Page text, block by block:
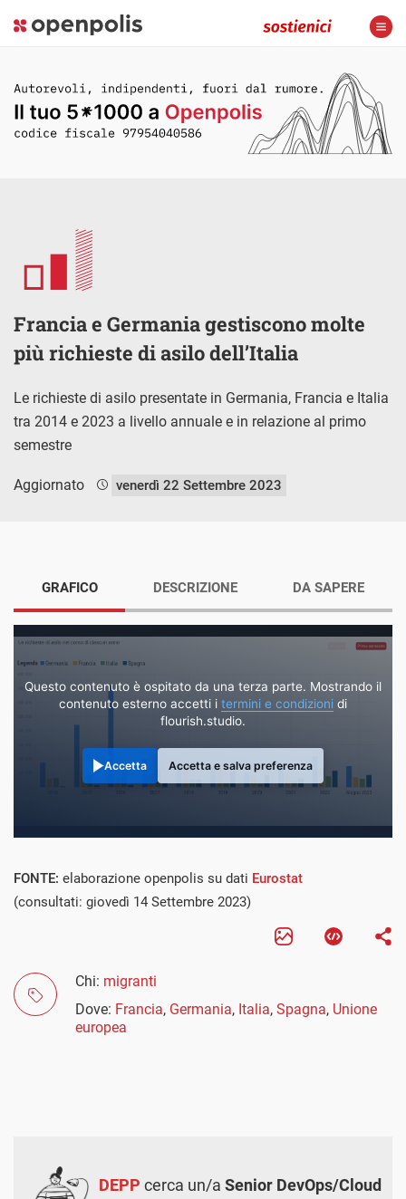
Francia e Germania gestiscono molte
più richieste di asilo dell’Italia
Le richieste di asilo presentate in Germania, Francia e Italia
tra 2014 e 2023 a livello annuale e in relazione al primo
semestre
Aggiornato venerdì 22 Settembre 2023
GRAFICO
Questo contenuto è ospitato da una terza parte. Mostrando il
contenuto esterno accetti i termini e condizioni di
flourish.studio.
Accetta Accetta e salva preferenza
DESCRIZIONE DA SAPERE
FONTE: elaborazione openpolis su dati Eurostat
(consultati: giovedì 14 Settembre 2023)
Chi: migranti
Dove: Francia, Germania, Italia, Spagna, Unione
europea
DEPP cerca un/a Senior DevOps/Cloud